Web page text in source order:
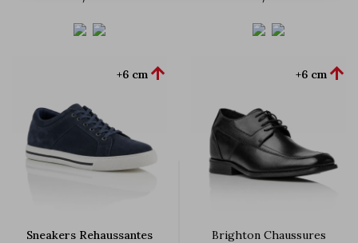
Sneakers Rehaussantes
+6 cm 
Brighton Chaussures
+6 cm 